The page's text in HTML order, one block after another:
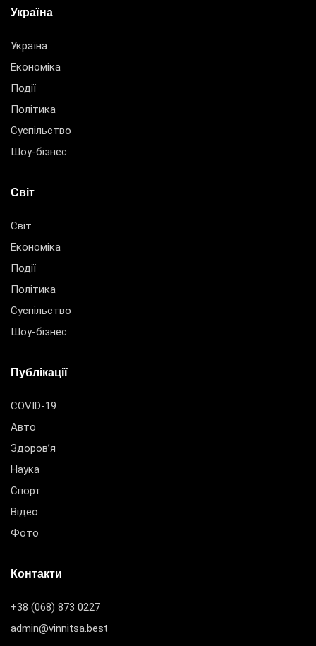
Україна
Україна
Економіка
Події
Політика
Суспільство
Шоу-бізнес
Світ
Світ
Економіка
Події
Політика
Суспільство
Шоу-бізнес
Публікації
COVID-19
Авто
Здоров’я
Наука
Спорт
Відео
Фото
Контакти
+38 (068) 873 0227
admin@vinnitsa.best